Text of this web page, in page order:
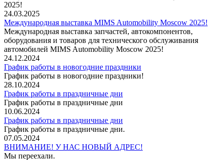
2025!
24.03.2025
Международная выставка MIMS Automobility Moscow 2025!
Международная выставка запчастей, автокомпонентов,
оборудования и товаров для технического обслуживания
автомобилей MIMS Automobility Moscow 2025!
24.12.2024
График работы в новогодние праздники
График работы в новогодние праздники!
28.10.2024
График работы в праздничные дни
График работы в праздничные дни
10.06.2024
График работы в праздничные дни
График работы в праздничные дни.
07.05.2024
ВНИМАНИЕ! У НАС НОВЫЙ АДРЕС!
Мы переехали.